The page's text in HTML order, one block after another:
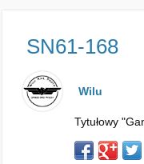
SN61-168
Wilu
Tytułowy